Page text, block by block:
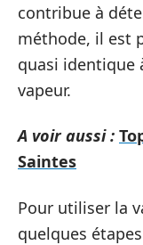
contribue à
méthode, il est
quasi identique
vapeur.
A voir aussi :
Saintes
Pour utiliser la
quelques